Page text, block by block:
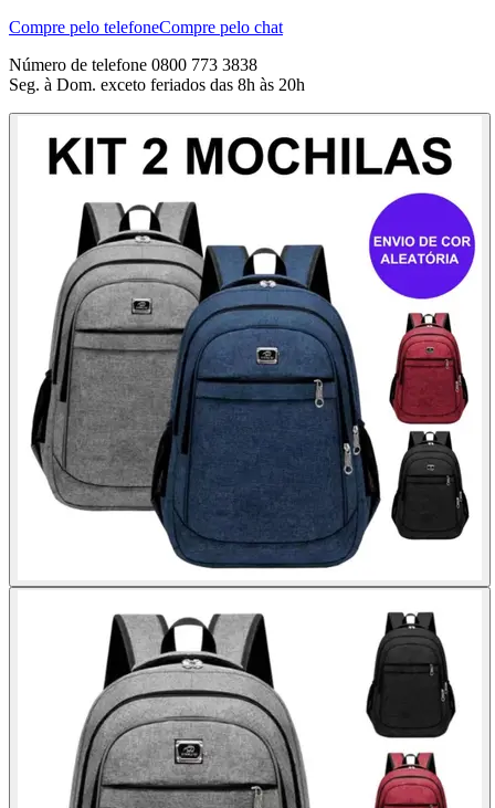
Compre pelo telefoneCompre pelo chat
Número de telefone 0800 773 3838
Seg. à Dom. exceto feriados das 8h às 20h